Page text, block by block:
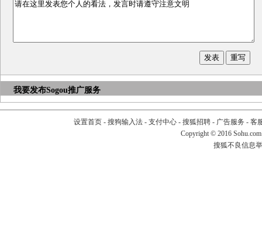
我要发布Sogou推广服务
设置首页- 搜狗输入法- 支付中心- 搜狐招聘- 广告服务 - 客
Copyright © 2016
搜狐不良信息